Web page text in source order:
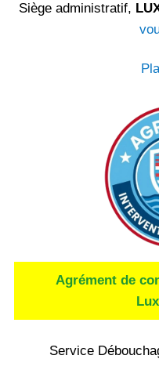
Siège administratif,
Agrément de
Service